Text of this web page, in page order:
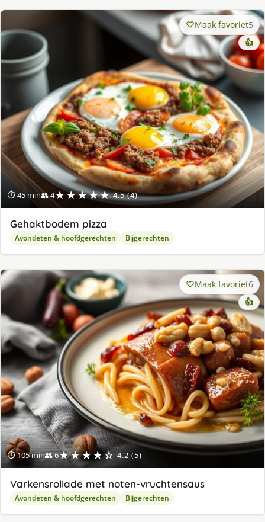
⏱ 45 min👥 4★★★★★ 4.5 (4)
Maak favoriet5
👍
Gehaktbodem pizza
Avondeten & hoofdgerechten Bijgerechten
⏱ 105 min👥 6★★★★☆ 4.2 (5)
Maak favoriet6
👍
Varkensrollade met noten-vruchtensaus
Avondeten & hoofdgerechten Bijgerechten